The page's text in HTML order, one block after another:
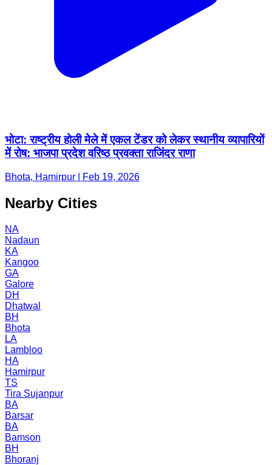
भोटा: राष्ट्रीय होली मेले में एकल टेंडर को लेकर स्थानीय व्यापारियों
में रोष: भाजपा प्रदेश वरिष्ठ प्रवक्ता राजिंदर राणा
Bhota, Hamirpur | Feb 19, 2026
Nearby Cities
NA
Nadaun
KA
Kangoo
GA
Galore
DH
Dhatwal
BH
Bhota
LA
Lambloo
HA
Hamirpur
TS
Tira Sujanpur
BA
Barsar
BA
Bamson
BH
Bhoranj